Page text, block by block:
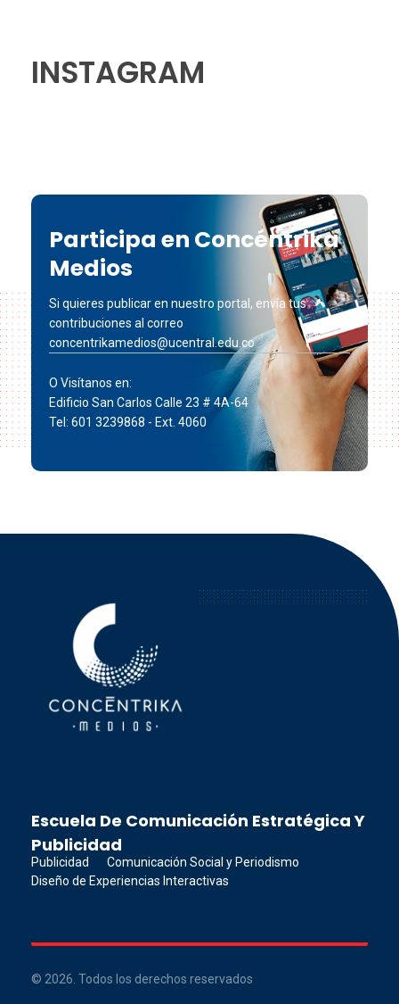
INSTAGRAM
Participa en Concéntrika
Medios
Si quieres publicar en nuestro portal, envía tus
contribuciones al correo
concentrikamedios@ucentral.edu.co
O Visítanos en:
Edificio San Carlos Calle 23 # 4A-64
Tel: 601 3239868 - Ext. 4060
Escuela De Comunicación Estratégica Y
Publicidad
Publicidad
Comunicación Social y Periodismo
Diseño de Experiencias Interactivas
© 2026. Todos los derechos reservados